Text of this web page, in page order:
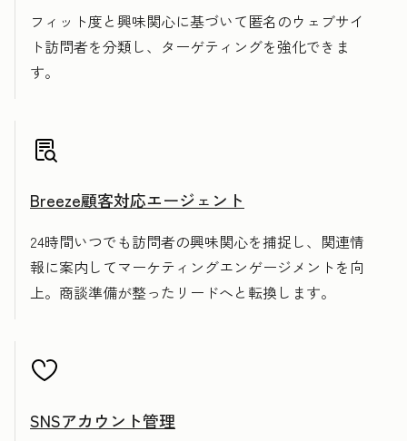
フィット度と興味関心に基づいて匿名のウェブサイ
ト訪問者を分類し、ターゲティングを強化できま
す。
Breeze顧客対応エージェント
24時間いつでも訪問者の興味関心を捕捉し、関連情
報に案内してマーケティングエンゲージメントを向
上。商談準備が整ったリードへと転換します。
SNSアカウント管理